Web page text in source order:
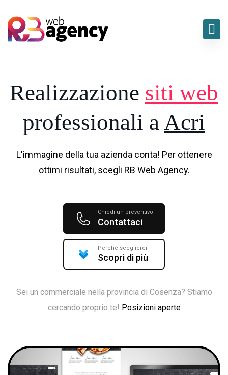
Realizzazione siti web
professionali aAcri
L'immagine della tua azienda conta! Per ottenere
ottimi risultati, scegli RB Web Agency.
Chiedi un preventivo
Contattaci
Perché sceglierci
Scopri di più
Sei un commerciale nella provincia di Cosenza? Stiamo
cercando proprio te! Posizioni aperte